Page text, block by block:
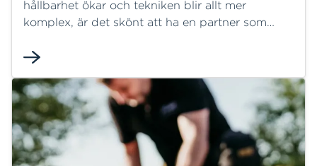
hållbarhet ökar och tekniken blir allt mer
komplex, är det skönt att ha en partner som
energitjänster från HEM får ni en trygg och
energitjänster, personlig rådgivning och lokal
expertis.